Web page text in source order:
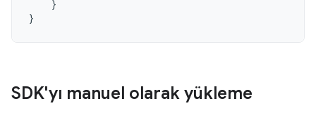
}
}
SDK'yı manuel olarak yükleme